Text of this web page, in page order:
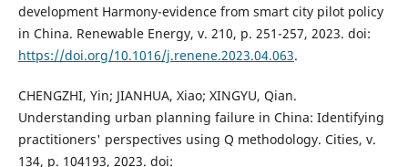
development Harmony-evidence from smart city pilot policy
in China. Renewable Energy, v. 210, p. 251-257, 2023. doi:
https://doi.org/10.1016/j.renene.2023.04.063.
CHENGZHI, Yin; JIANHUA, Xiao; XINGYU, Qian.
Understanding urban planning failure in China: Identifying
practitioners' perspectives using Q methodology. Cities, v.
134, p. 104193, 2023. doi: